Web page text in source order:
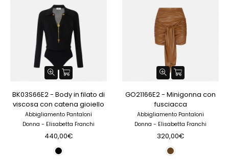
BK03S66E2 - Body in filato di
viscosa con catena gioiello
Abbigliamento Pantaloni
Donna - Elisabetta Franchi
440,00€
GO21166E2 - Minigonna con
fusciacca
Abbigliamento Pantaloni
Donna - Elisabetta Franchi
320,00€